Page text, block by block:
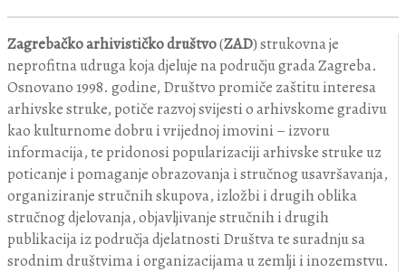
Zagrebačko arhivističko društvo(ZAD) strukovna je
neprofitna udruga koja djeluje na području grada Zagreba.
Osnovano 1998. godine, Društvo promiče zaštitu interesa
arhivske struke, potiče razvoj svijesti o arhivskome gradivu
kao kulturnome dobru i vrijednoj imovini – izvoru
informacija, te pridonosi popularizaciji arhivske struke uz
poticanje i pomaganje obrazovanja i stručnog usavršavanja,
organiziranje stručnih skupova, izložbi i drugih oblika
stručnog djelovanja, objavljivanje stručnih i drugih
publikacija iz područja djelatnosti Društva te suradnju sa
srodnim društvima i organizacijama u zemlji i inozemstvu.